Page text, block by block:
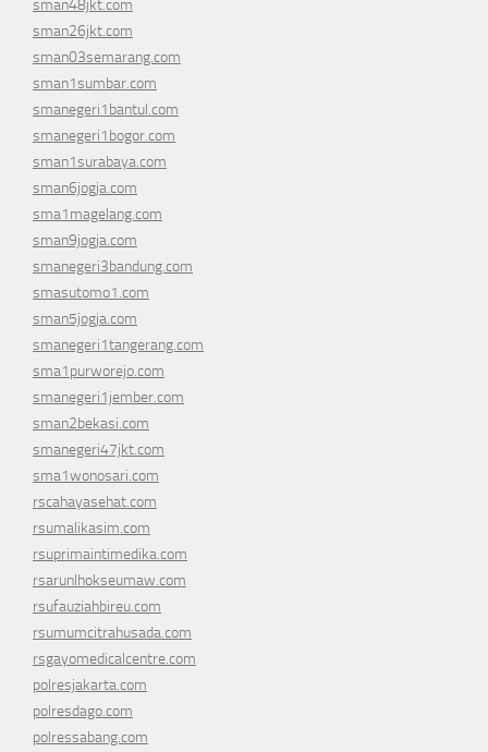
sman48jkt.com
sman26jkt.com
sman03semarang.com
sman1sumbar.com
smanegeri1bantul.com
smanegeri1bogor.com
sman1surabaya.com
sman6jogja.com
sma1magelang.com
sman9jogja.com
smanegeri3bandung.com
smasutomo1.com
sman5jogja.com
smanegeri1tangerang.com
sma1purworejo.com
smanegeri1jember.com
sman2bekasi.com
smanegeri47jkt.com
sma1wonosari.com
rscahayasehat.com
rsumalikasim.com
rsuprimaintimedika.com
rsarunlhokseumaw.com
rsufauziahbireu.com
rsumumcitrahusada.com
rsgayomedicalcentre.com
polresjakarta.com
polresdago.com
polressabang.com